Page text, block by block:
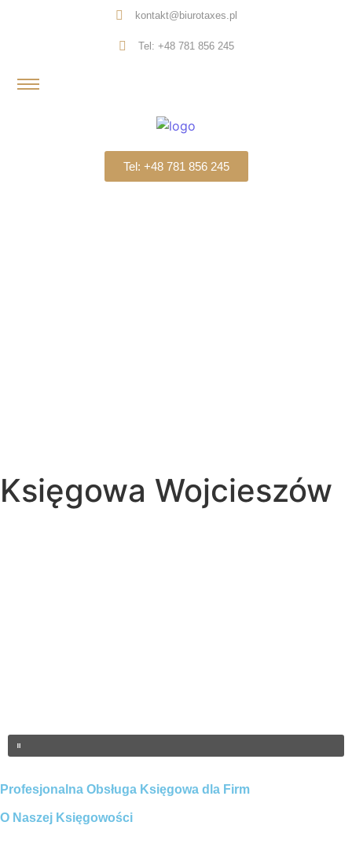
kontakt@biurotaxes.pl
Tel: +48 781 856 245
Tel: +48 781 856 245
Księgowa Wojcieszów
Profesjonalna Obsługa Księgowa dla Firm
O Naszej Księgowości